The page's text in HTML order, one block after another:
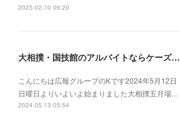
2025.02.10 06:20
大相撲・国技館のアルバイトならケーズクルー！
こんにちは広報グループのKです2024年5月12日
日曜日よりいよいよ始まりました大相撲五月場…
2024.05.13 05:54